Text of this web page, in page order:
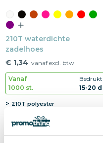
210T waterdichte
zadelhoes
€ 1,34 vanaf excl. btw
Vanaf
1000 st.
Bedrukt
15-20 d
210T polyester
Duurzaam